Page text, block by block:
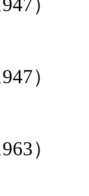
）
）